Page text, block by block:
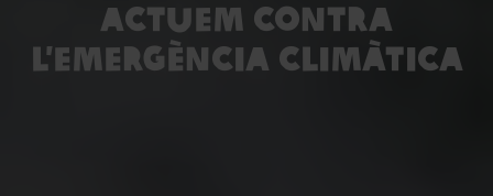
ACTUEM CONTRA
L’EMERGÈNCIA CLIMÀTICA